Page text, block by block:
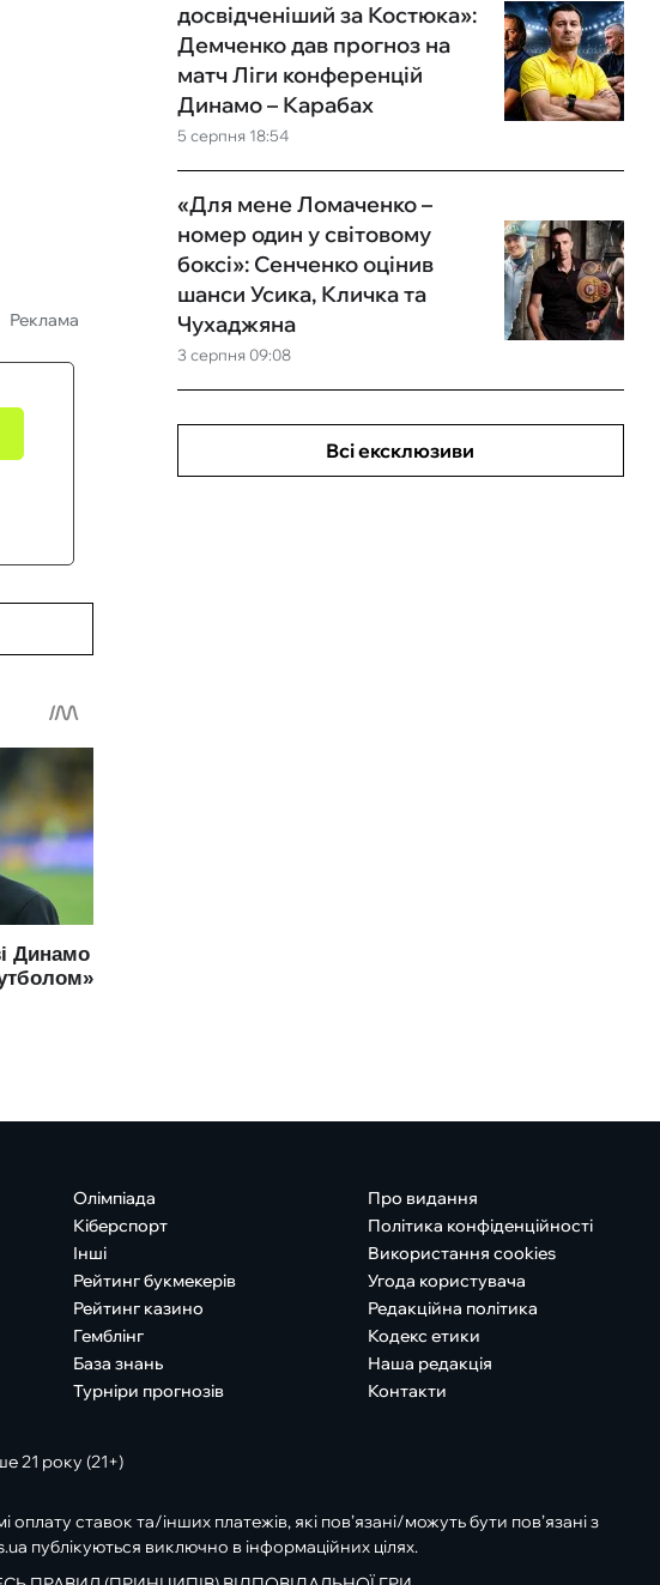
Реклама
5 серпня 18:54
досвідченіший за Костюка»:
Демченко дав прогноз на
матч Ліги конференцій
Динамо – Карабах
3 серпня 09:08
«Для мене Ломаченко –
номер один у світовому
боксі»: Сенченко оцінив
шанси Усика, Кличка та
Чухаджяна
Всі ексклюзиви
Олімпіада
Кіберспорт
Інші
Рейтинг букмекерів
Рейтинг казино
Гемблінг
База знань
Турніри прогнозів
Про видання
Політика конфіденційності
Використання cookies
Угода користувача
Редакційна політика
Кодекс етики
Наша редакція
Контакти
21 року (21+)
ставок та/інших платежів, які пов’язані/можуть бути пов’язані з
публікуються виключно в інформаційних цілях.